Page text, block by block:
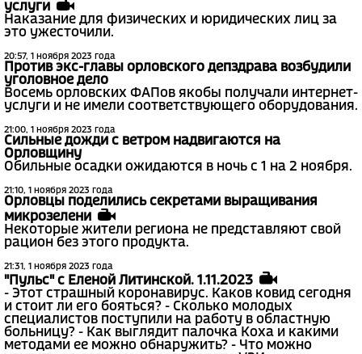
услуги
Наказание для физических и юридических лиц за
это ужесточили.
20:57, 1 ноября 2023 года
Против экс-главы орловского депздрава возбудили
уголовное дело
Восемь орловских ФАПов якобы получали интернет-
услуги и не имели соответствующего оборудования.
21:00, 1 ноября 2023 года
Сильные дожди с ветром надвигаются на
Орловщину
Обильные осадки ожидаются в ночь с 1 на 2 ноября.
21:10, 1 ноября 2023 года
Орловцы поделились секретами выращивания
микрозелени
Некоторые жители региона не представляют свой
рацион без этого продукта.
21:31, 1 ноября 2023 года
"Пульс" с Еленой Литинской. 1.11.2023
- Этот страшный коронавирус. Каков ковид сегодня
и стоит ли его бояться? - Сколько молодых
специалистов поступили на работу в областную
больницу? - Как выглядит палочка Коха и какими
методами ее можно обнаружить? - Что можно